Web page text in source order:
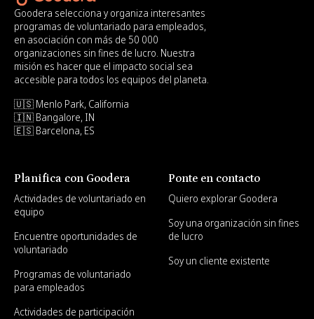
Goodera selecciona y organiza interesantes
programas de voluntariado para empleados,
en asociación con más de 50 000
organizaciones sin fines de lucro. Nuestra
misión es hacer que el impacto social sea
accesible para todos los equipos del planeta.
🇺🇸 Menlo Park, California
🇮🇳 Bangalore, IN
🇪🇸 Barcelona, ES
Planifica con Goodera
Actividades de voluntariado en
equipo
Encuentre oportunidades de
voluntariado
Programas de voluntariado
para empleados
Actividades de participación
Ponte en contacto
Quiero explorar Goodera
Soy una organización sin fines
de lucro
Soy un cliente existente